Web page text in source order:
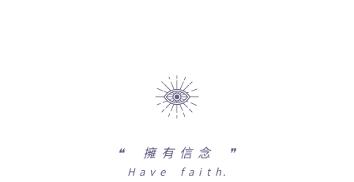
❝ 擁 有 信 念 ❞
H a v e f a i t h.